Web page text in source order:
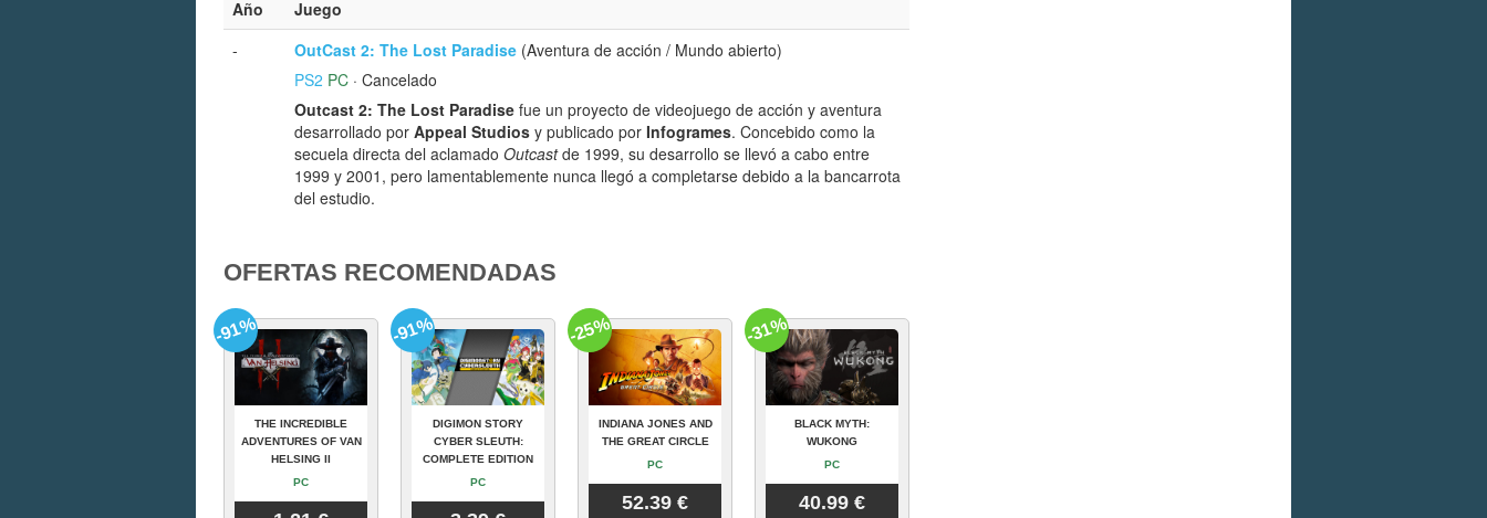
Año
Juego
-
OutCast 2: The Lost Paradise (Aventura de acción / Mundo abierto)
PS2 PC · Cancelado
Outcast 2: The Lost Paradise fue un proyecto de videojuego de acción y aventura
desarrollado por Appeal Studios y publicado por Infogrames. Concebido como la
secuela directa del aclamado Outcastde 1999, su desarrollo se llevó a cabo entre
1999 y 2001, pero lamentablemente nunca llegó a completarse debido a la bancarrota
del estudio.
OFERTAS RECOMENDADAS
THE INCREDIBLE
ADVENTURES OF VAN
HELSING II
PC
-91%
DIGIMON STORY
CYBER SLEUTH:
COMPLETE EDITION
PC
-91%
INDIANA JONES AND
THE GREAT CIRCLE
PC
52.39 €
-25%
BLACK MYTH:
WUKONG
PC
40.99 €
-31%